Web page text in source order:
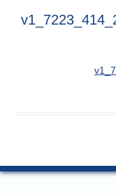
ממונה_ערכי_נכסים_20250731_v1_7223_414